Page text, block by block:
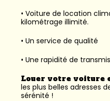
• Voiture de location
kilométrage illimité.
• Un service de qualité
• Une rapidité de
Louer votre voiture
les plus belles adresses
sérénité !